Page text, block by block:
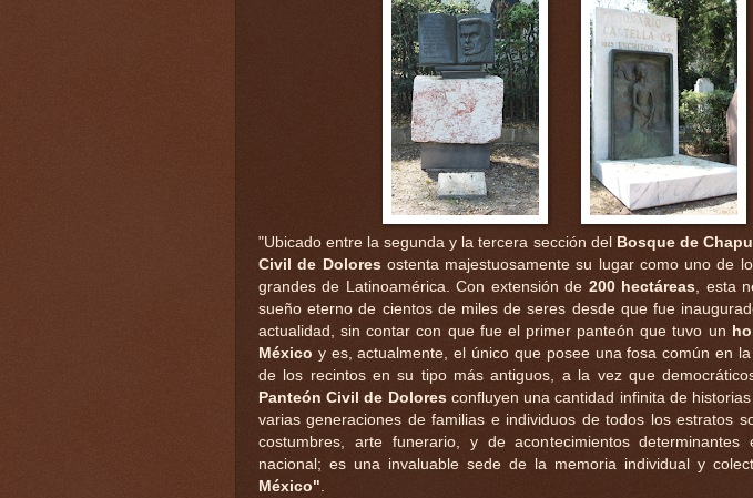
"Ubicado entre la segunda y la tercera sección del Bosque de
Civil de Doloresostenta majestuosamente su lugar como uno de
grandes de Latinoamérica. Con extensión de 200 hectáreas , esta
sueño eterno de cientos de miles de seres desde que fue
actualidad, sin contar con que fue el primer panteón que tuvo un
México y es, actualmente, el único que posee una fosa común en
de los recintos en su tipo más antiguos, a la vez que
Panteón Civil de Dolores confluyen una cantidad infinita de
varias generaciones de familias e individuos de todos los estratos
costumbres, arte funerario, y de acontecimientos
nacional; es una invaluable sede de la memoria individual y
México"